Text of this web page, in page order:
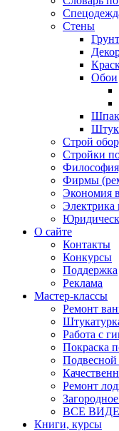
Стены
Обои
Строй
Стройки
Фирмы
Экономия
Электрика
О сайте
Контакты
Конкурсы
Поддержка
Реклама
Мастер-классы
Ремонт
Работа с
Покраска
Подвесной
Ремонт
ВСЕ
Книги, курсы